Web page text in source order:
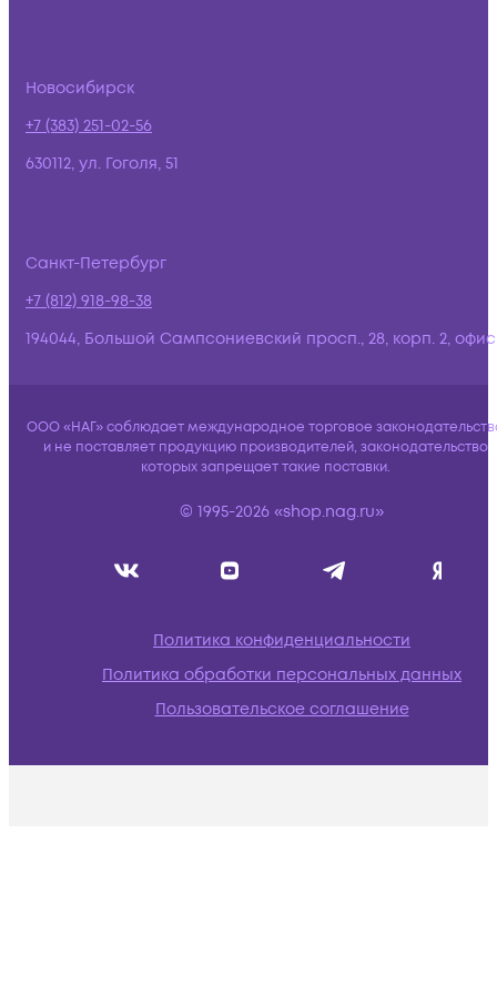
Новосибирск
+7 (383) 251-02-56
630112, ул. Гоголя, 51
Санкт-Петербург
+7 (812) 918-98-38
194044, Большой Сампсониевский просп., 28, корп. 2,
ООО «НАГ» соблюдает международное торговое
и не поставляет продукцию производителей, законодательство
которых запрещает такие поставки.
© 1995-2026 «shop.nag.ru»
Политика конфиденциальности
Политика обработки персональных данных
Пользовательское соглашение